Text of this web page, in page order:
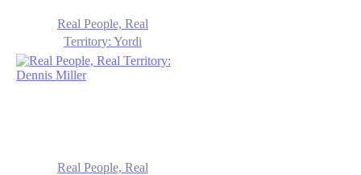
Real People, Real
Territory: Yordi
Real People, Real